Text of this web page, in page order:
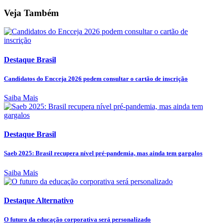
Veja Também
Destaque Brasil
Candidatos do Encceja 2026 podem consultar o cartão de inscrição
Saiba Mais
Destaque Brasil
Saeb 2025: Brasil recupera nível pré-pandemia, mas ainda tem gargalos
Saiba Mais
Destaque Alternativo
O futuro da educação corporativa será personalizado